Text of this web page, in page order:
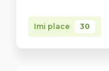
Imi place 30